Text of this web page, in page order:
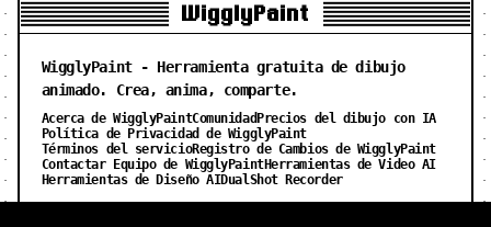
WigglyPaint
WigglyPaint - Herramienta gratuita de dibujo
animado. Crea, anima, comparte.
Acerca de WigglyPaintComunidad Precios del dibujo con IA
Política de Privacidad de WigglyPaint
Términos del servicioRegistro de Cambios de WigglyPaint
Contactar Equipo de WigglyPaintHerramientas de Video AI
Herramientas de Diseño AIDualShot Recorder